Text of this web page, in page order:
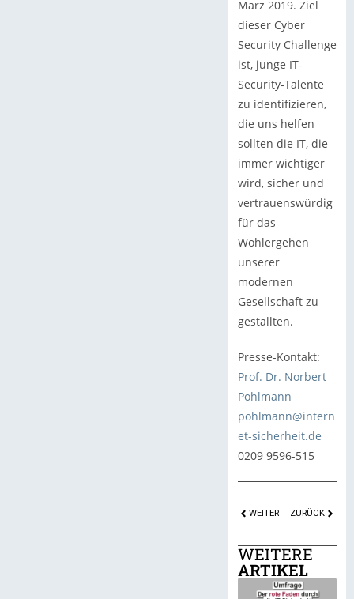
März 2019. Ziel
dieser Cyber
Security Challenge
ist, junge IT-
Security-Talente
zu identifizieren,
die uns helfen
sollten die IT, die
immer wichtiger
wird, sicher und
vertrauenswürdig
für das
Wohlergehen
unserer
modernen
Gesellschaft zu
gestallten.
Presse-Kontakt:
Prof. Dr. Norbert
Pohlmann
pohlmann@intern
et-sicherheit.de
0209 9596-515
WEITER ZURÜCK
WEITERE
ARTIKEL